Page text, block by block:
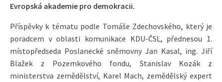
Evropská akademie pro demokracii.
Příspěvky k tématu podle Tomáše Zdechovského, který je
poradcem v oblasti komunikace KDU-ČSL, přednesou 1.
místopředseda Poslanecké sněmovny Jan Kasal, ing. Jiří
Blažek z Pozemkového fondu, Stanislav Kozák z
ministerstva zemědělství, Karel Mach, zemědělský expert